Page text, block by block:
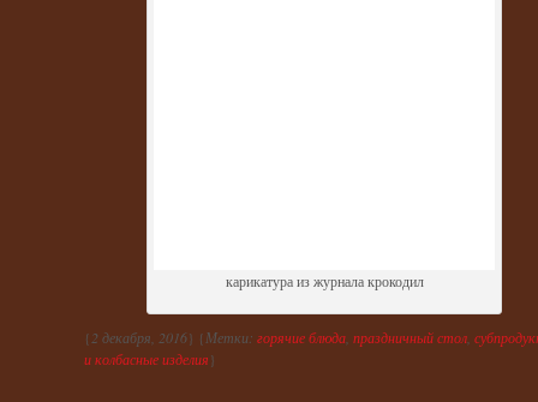
карикатура из журнала крокодил
{2 декабря, 2016} {Метки: горячие блюда праздничный стол
и колбасные изделия}